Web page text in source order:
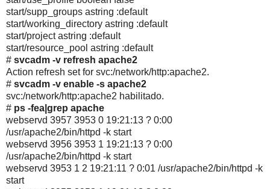
start/supp_groups astring :default
start/working_directory astring :default
start/project astring :default
start/resource_pool astring :default
# svcadm -v refresh apache2
Action refresh set for svc:/network/http:apache2.
# svcadm -v enable -s apache2
svc:/network/http:apache2 habilitado.
# ps -fea|grep apache
webservd 3957 3953 0 19:21:13 ? 0:00
/usr/apache2/bin/httpd -k start
webservd 3956 3953 1 19:21:13 ? 0:00
/usr/apache2/bin/httpd -k start
webservd 3953 1 2 19:21:11 ? 0:01 /usr/apache2/bin/httpd -k
start